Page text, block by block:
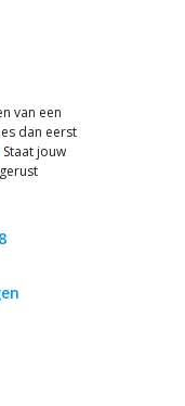
van een
dan eerst
Staat jouw